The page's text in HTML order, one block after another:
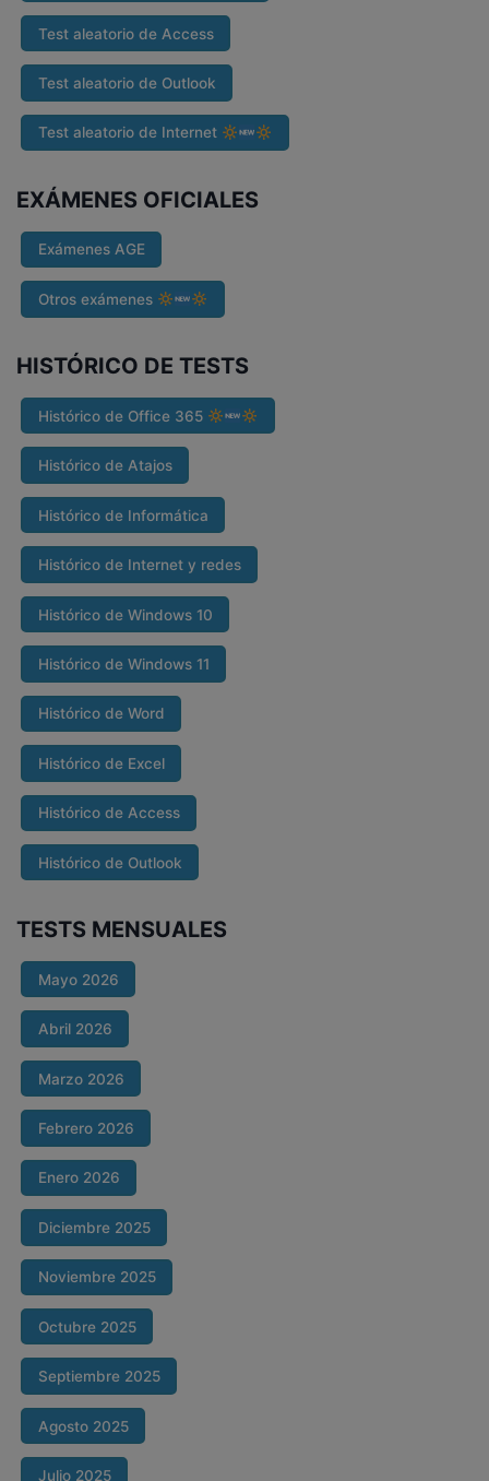
Test aleatorio de Access
Test aleatorio de Outlook
Test aleatorio de Internet
EXÁMENES OFICIALES
Exámenes AGE
Otros exámenes
HISTÓRICO DE TESTS
Histórico de Office 365
Histórico de Atajos
Histórico de Informática
Histórico de Internet y redes
Histórico de Windows 10
Histórico de Windows 11
Histórico de Word
Histórico de Excel
Histórico de Access
Histórico de Outlook
TESTS MENSUALES
Mayo 2026
Abril 2026
Marzo 2026
Febrero 2026
Enero 2026
Diciembre 2025
Noviembre 2025
Octubre 2025
Septiembre 2025
Agosto 2025
Julio 2025